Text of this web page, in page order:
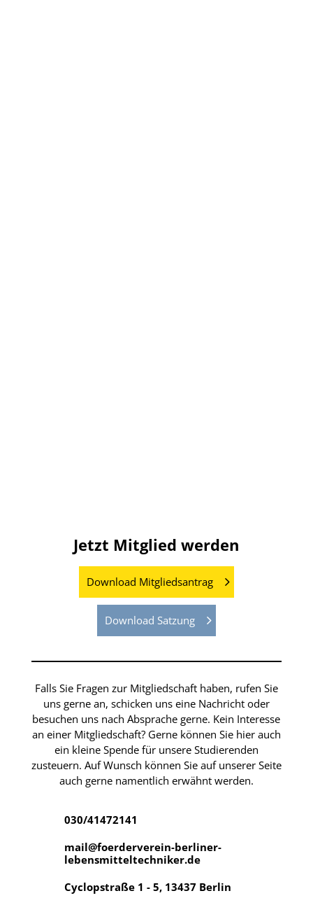
Jetzt Mitglied werden
Download Mitgliedsantrag
Download Satzung
Falls Sie Fragen zur Mitgliedschaft haben, rufen Sie
uns gerne an, schicken uns eine Nachricht oder
besuchen uns nach Absprache gerne. Kein Interesse
an einer Mitgliedschaft? Gerne können Sie hier auch
ein kleine Spende für unsere Studierenden
zusteuern. Auf Wunsch können Sie auf unserer Seite
auch gerne namentlich erwähnt werden.
030/41472141
mail@foerderverein-berliner-
lebensmitteltechniker.de
Cyclopstraße 1 - 5, 13437 Berlin